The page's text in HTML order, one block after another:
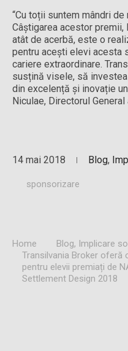
“Cu toții suntem mândri
Câștigarea acestor
atât de acerbă, este o
pentru acești elevi acesta
cariere extraordinare.
susțină visele, să
din excelență și inovație
Niculae, Directorul
14 mai 2018 Blog,
sponsorizare
Home Blog, Implicare
Transilvania Broker oferă
pentru elevii premiați de
Settlement Design 2018